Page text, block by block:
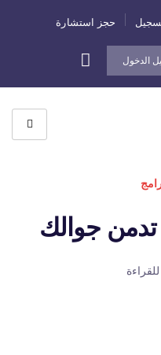
حجز استشارة
الدخول
جوالك